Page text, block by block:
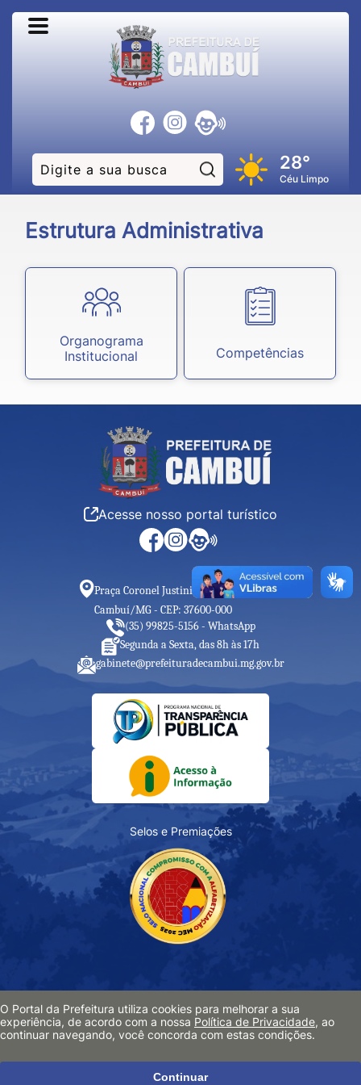
Pesquisar:28°
Céu Limpo
Estrutura Administrativa
Organograma
Institucional
Competências
Acesse nosso portal turístico
Praça Coronel Justiniano n° 164 - Centro
Cambuí/MG - CEP: 37600-000
(35) 99825-5156 - WhatsApp
Segunda a Sexta, das 8h às 17h
gabinete@prefeituradecambui.mg.gov.br
Selos e Premiações
Política de Privacidade
Pesquisa de Satisfação
Mapa do Site
O Portal da Prefeitura utiliza cookies para melhorar a sua
experiência, de acordo com a nossa Política de Privacidade, ao
continuar navegando, você concorda com estas condições.
Continuar